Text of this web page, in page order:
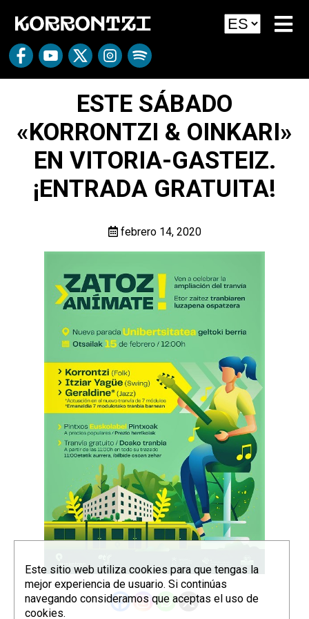
ESTE SÁBADO
«KORRONTZI & OINKARI»
EN VITORIA-GASTEIZ.
¡ENTRADA GRATUITA!
febrero 14, 2020
Este sitio web utiliza cookies para que tengas la
mejor experiencia de usuario. Si continúas
navegando consideramos que aceptas el uso de
cookies.